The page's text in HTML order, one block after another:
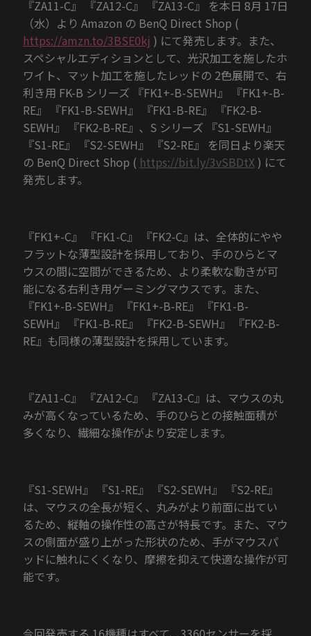
『ZA11-C』 『ZA12-C』 『ZA13-C』 を本日 8月 17日
（水）より Amazon の BenQ Direct Shop (
https://amzn.to/3BSE0kj ) にて発売します。また、
スペシャルエディションとして、光沢加工を施したホ
ワイト、マット加工を施したレッドの 2色展開で、右
利き用 FK-B シリーズ 『FK1+-B-SEWH』 『FK1+-B-
RE』 『FK1-B-SEWH』 『FK1-B-RE』 『FK2-B-
SEWH』 『FK2-B-RE』、S シリーズ 『S1-SEWH』
『S1-RE』 『S2-SEWH』 『S2-RE』 を同日より楽天
の BenQ Direct Shop ( https://bit.ly/3vSBDtX) にて
発売します。
『FK1+-C』 『FK1-C』 『FK2-C』は、全体的にやや
フラットな薄型設計を採用しており、手のひらとマ
ウスの間に空間ができるため、より柔軟な動きが可
能になる右利き用ゲーミングマウスです。また、
『FK1+-B-SEWH』 『FK1+-B-RE』 『FK1-B-
SEWH』 『FK1-B-RE』 『FK2-B-SEWH』 『FK2-B-
RE』も同様の薄型設計を採用しています。
『ZA11-C』 『ZA12-C』 『ZA13-C』は、マウスの丸
みが高くなっているため、手のひらとの接触面積が
多くなり、繊細な操作がより安定します。
『S1-SEWH』 『S1-RE』 『S2-SEWH』 『S2-RE』
は、マウスの全長が短く、丸みがより前面に出てい
るため、縦軸の操作性の高さが特長です。また、マウ
スの側面が盛り上がった形状のため、手がマウスパ
ッドに触れにくくなり、摩擦を抑えて快適な操作が可
能です。